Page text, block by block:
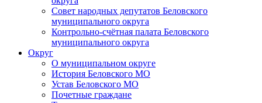
Совет народных депутатов Беловского
муниципального округа
Контрольно-счётная палата Беловского
муниципального округа
Округ
О муниципальном округе
История Беловского МО
Устав Беловского МО
Почетные граждане